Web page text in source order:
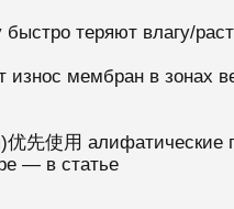
теряют влагу/
мембран в зонах
优先使用
— в статье